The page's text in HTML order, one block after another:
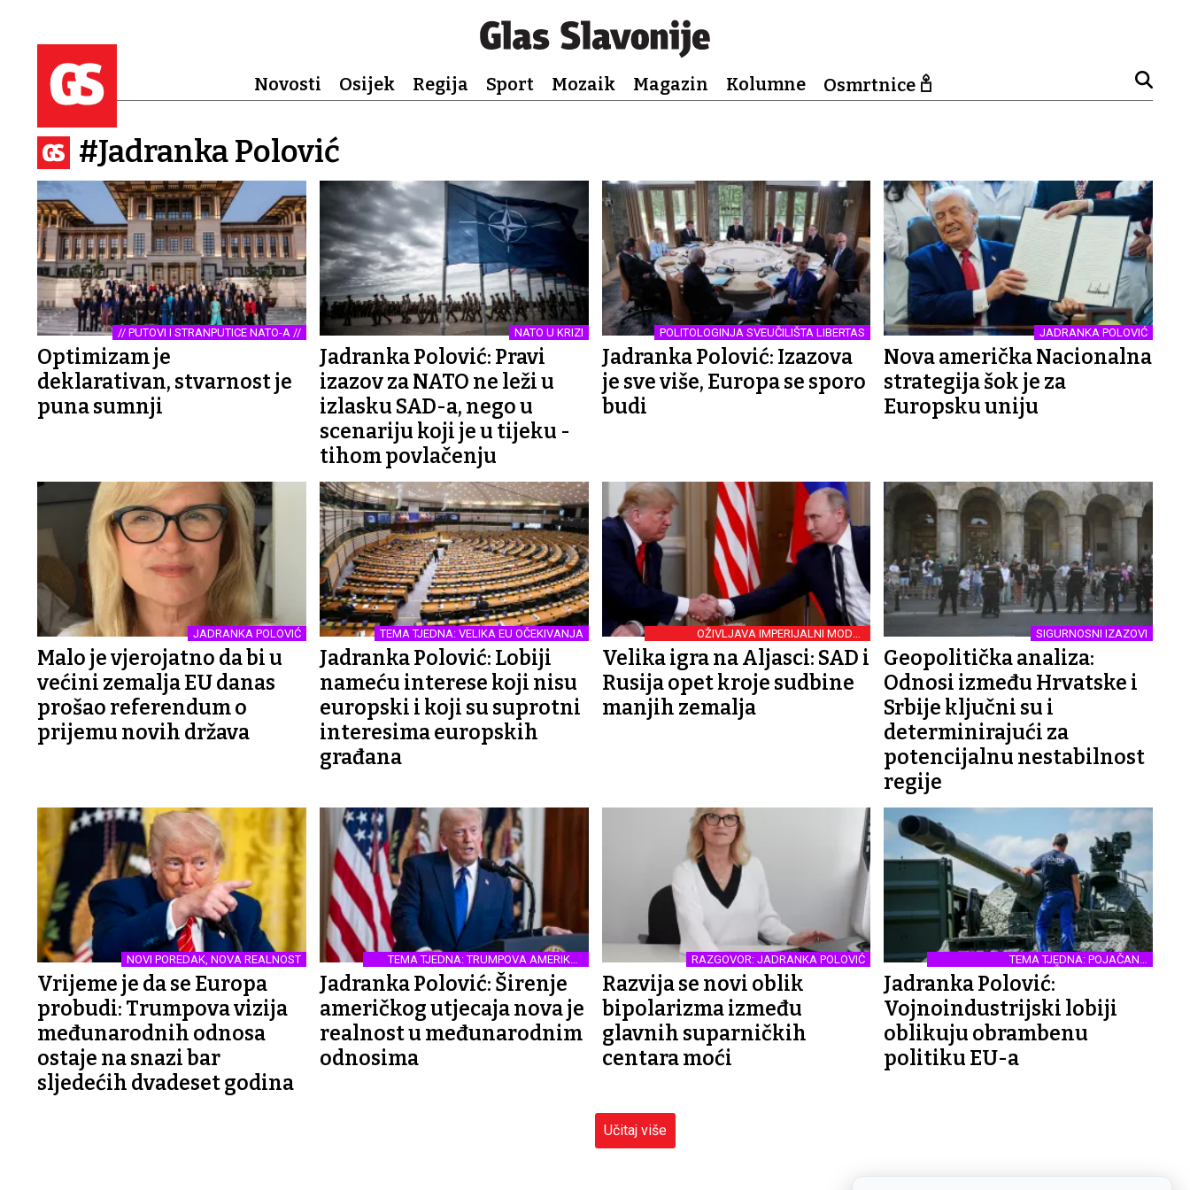
Novosti Osijek Regija Sport Mozaik Magazin Kolumne Osmrtnice
#Jadranka Polović
// PUTOVI I STRANPUTICE NATO-A //
Optimizam je
deklarativan, stvarnost je
puna sumnji
NATO U KRIZI
Jadranka Polović: Pravi
izazov za NATO ne leži u
izlasku SAD-a, nego u
scenariju koji je u tijeku -
tihom povlačenju
POLITOLOGINJA SVEUČILIŠTA LIBERTAS
Jadranka Polović: Izazova
je sve više, Europa se sporo
budi
JADRANKA POLOVIĆ
Nova američka Nacionalna
strategija šok je za
Europsku uniju
JADRANKA POLOVIĆ
Malo je vjerojatno da bi u
većini zemalja EU danas
prošao referendum o
prijemu novih država
TEMA TJEDNA: VELIKA EU OČEKIVANJA
Jadranka Polović: Lobiji
nameću interese koji nisu
europski i koji su suprotni
interesima europskih
građana
OŽIVLJAVA IMPERIJALNI MODEL
POLITIKE
Velika igra na Aljasci: SAD i
Rusija opet kroje sudbine
manjih zemalja
SIGURNOSNI IZAZOVI
Geopolitička analiza:
Odnosi između Hrvatske i
Srbije ključni su i
determinirajući za
potencijalnu nestabilnost
regije
NOVI POREDAK, NOVA REALNOST
Vrijeme je da se Europa
probudi: Trumpova vizija
međunarodnih odnosa
ostaje na snazi bar
sljedećih dvadeset godina
TEMA TJEDNA: TRUMPOVA AMERIKA I
SVIJET
Jadranka Polović: Širenje
američkog utjecaja nova je
realnost u međunarodnim
odnosima
RAZGOVOR: JADRANKA POLOVIĆ
Razvija se novi oblik
bipolarizma između
glavnih suparničkih
centara moći
TEMA TJEDNA: POJAČANO
NAORUŽAVANJE EUROPE
Jadranka Polović:
Vojnoindustrijski lobiji
oblikuju obrambenu
politiku EU-a
Učitaj više